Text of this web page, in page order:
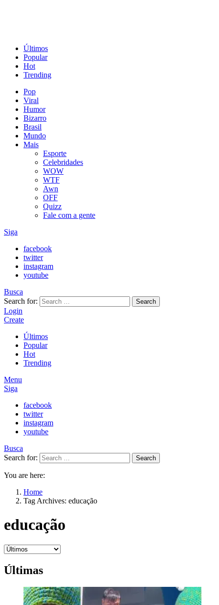
Últimos
Popular
Hot
Trending
Pop
Viral
Humor
Bizarro
Brasil
Mundo
Mais
Esporte
Celebridades
WOW
WTF
Awn
OFF
Quizz
Fale com a gente
Siga
facebook
twitter
instagram
youtube
Busca
Search for:
Search
Login
Create
Últimos
Popular
Hot
Trending
Menu
Siga
facebook
twitter
instagram
youtube
Busca
Search for:
Search
You are here:
Home
Tag Archives: educação
educação
Últimas